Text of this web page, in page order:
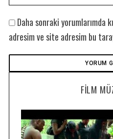
Daha sonraki yorumlarımda
adresim ve site adresim bu
FILM